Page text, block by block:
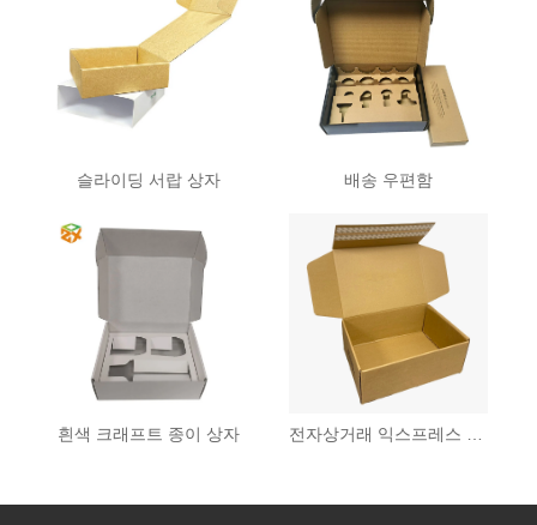
슬라이딩 서랍 상자 배송 우편함
흰색 크래프트 종이 상자